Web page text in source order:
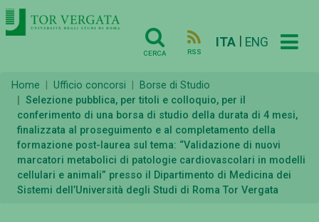
CERCA RSS
ITA ENG
Home Ufficio concorsi
Borse di Studio
Selezione pubblica, per titoli e colloquio, per il
conferimento di una borsa di studio della durata di 4 mesi,
finalizzata al proseguimento e al completamento della
formazione post-laurea sul tema: “Validazione di nuovi
marcatori metabolici di patologie cardiovascolari in modelli
cellulari e animali” presso il Dipartimento di Medicina dei
Sistemi dell’Università degli Studi di Roma Tor Vergata